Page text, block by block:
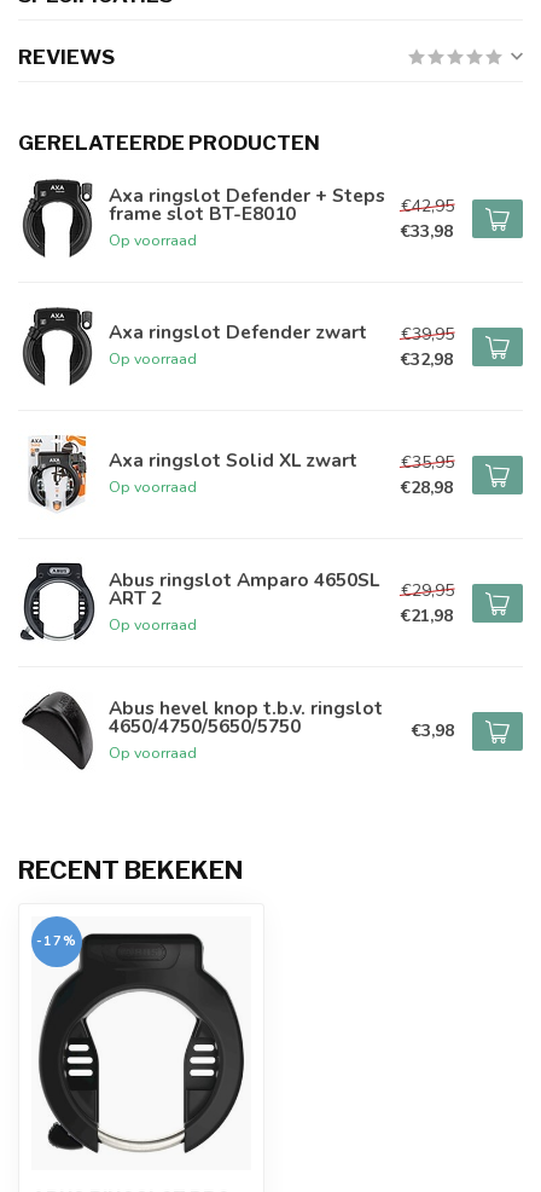
REVIEWS
GERELATEERDE PRODUCTEN
Axa ringslot Defender + Steps
frame slot BT-E8010
Op voorraad
€42,95
€33,98
Axa ringslot Defender zwart
Op voorraad
€39,95
€32,98
Axa ringslot Solid XL zwart
Op voorraad
€35,95
€28,98
Abus ringslot Amparo 4650SL
ART 2
Op voorraad
€29,95
€21,98
Abus hevel knop t.b.v. ringslot
4650/4750/5650/5750
Op voorraad
€3,98
RECENT BEKEKEN
-17%